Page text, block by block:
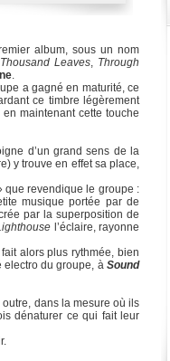
album, sous un nom
Thousand Leaves, Through
.
a gagné en maturité, ce
ce timbre légèrement
maintenant cette touche
d’un grand sens de la
y trouve en effet sa place,
que revendique le groupe :
musique portée par de
par la superposition de
l’éclaire, rayonne
alors plus rythmée, bien
electro du groupe, à Sound
outre, dans la mesure où ils
dénaturer ce qui fait leur